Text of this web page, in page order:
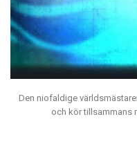
Den niofaldige
och kör tillsammans